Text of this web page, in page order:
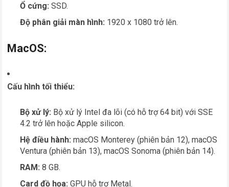
Ổ cứng: SSD.
Độ phân giải màn hình: 1920 x 1080 trở lên.
MacOS:
Cấu hình tối thiểu:
Bộ xử lý: Bộ xử lý Intel đa lõi (có hỗ trợ 64 bit) với SSE
4.2 trở lên hoặc Apple silicon.
Hệ điều hành: macOS Monterey (phiên bản 12), macOS
Ventura (phiên bản 13), macOS Sonoma (phiên bản 14).
RAM: 8 GB.
Card đồ họa: GPU hỗ trợ Metal.